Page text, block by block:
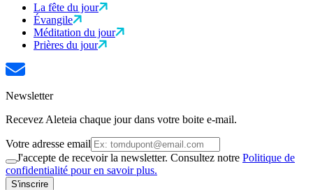
La fête du jour
Évangile
Méditation du jour
Prières du jour
Newsletter
Recevez Aleteia chaque jour dans votre boite e-mail.
Votre adresse email
J'accepte de recevoir la newsletter. Consultez notre Politique de
confidentialité pour en savoir plus.
S'inscrire